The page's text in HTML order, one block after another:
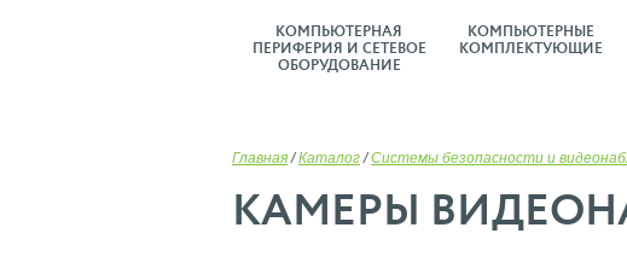
КОМПЬЮТЕРНАЯ
ПЕРИФЕРИЯ И СЕТЕВОЕ
ОБОРУДОВАНИЕ
КОМПЬЮТЕРНЫЕ
КОМПЛЕКТУЮЩИЕ
Главная /Каталог /Системы безопасности и
КАМЕРЫ